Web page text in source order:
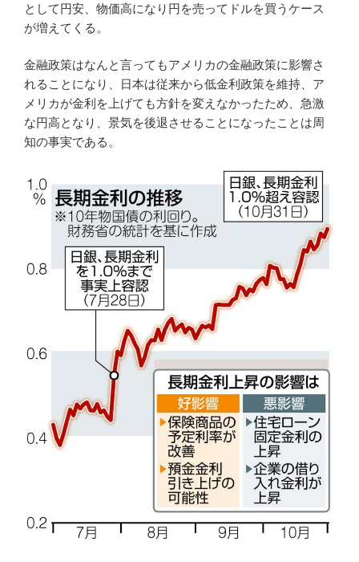
として円安、物価高になり円を売ってドルを買うケース
が増えてくる。
金融政策はなんと言ってもアメリカの金融政策に影響さ
れることになり、日本は従来から低金利政策を維持、ア
メリカが金利を上げても方針を変えなかったため、急激
な円高となり、景気を後退させることになったことは周
知の事実である。